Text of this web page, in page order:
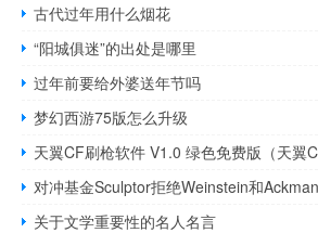
古代过年用什么烟花
“阳城俱迷”的出处是哪里
过年前要给外婆送年节吗
梦幻西游75版怎么升级
对冲基金Sculptor拒绝Weinstein和
关于文学重要性的名人名言